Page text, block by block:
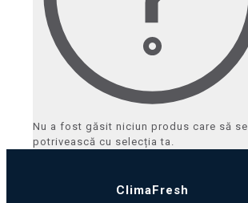
Nu a fost găsit niciun produs care să se
potrivească cu selecția ta.
ClimaFresh